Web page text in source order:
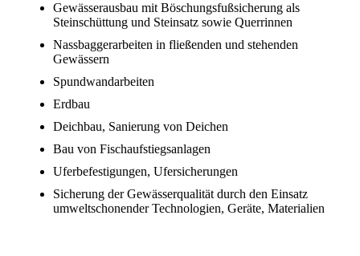
Gewässerausbau mit Böschungsfußsicherung als
Steinschüttung und Steinsatz sowie Querrinnen
Nassbaggerarbeiten in fließenden und stehenden
Gewässern
Spundwandarbeiten
Erdbau
Deichbau, Sanierung von Deichen
Bau von Fischaufstiegsanlagen
Uferbefestigungen, Ufersicherungen
Sicherung der Gewässerqualität durch den Einsatz
umweltschonender Technologien, Geräte, Materialien